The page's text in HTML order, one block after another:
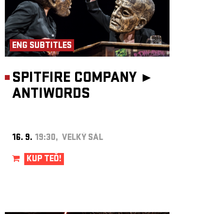
ENG SUBTITLES
SPITFIRE COMPANY ►
ANTIWORDS
16. 9. 19:30, VELKÝ SÁL
KUP TEĎ!